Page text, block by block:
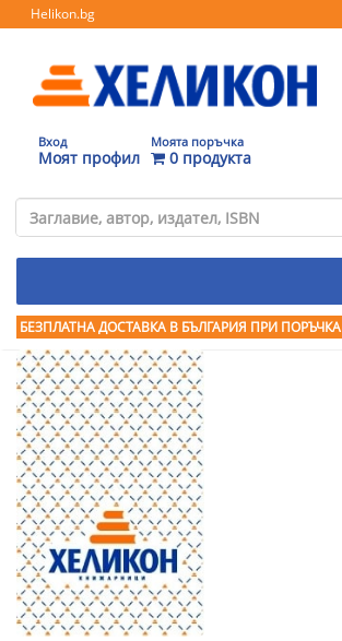
Helikon.bg
Вход
Моят профил
Моята поръчка
0 продукта
БЕЗПЛАТНА ДОСТАВКА В БЪЛГАРИЯ ПРИ ПОРЪЧКА